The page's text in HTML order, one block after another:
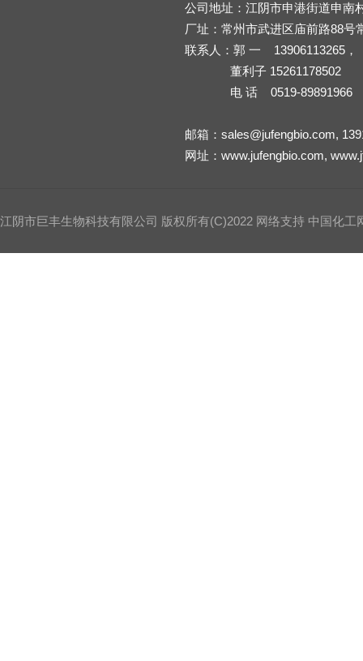
公司地址：江阴市申港街道申南
厂址：常州市武进区庙前路88号
联系人：郭 一 13906113265，
董利子 15261178502
电 话 0519-89891966
邮箱： sales@jufengbio.com,
网址： www.jufengbio.com,
江阴市巨丰生物科技有限公司 版权所有(C)2022 网络支持 中国化工